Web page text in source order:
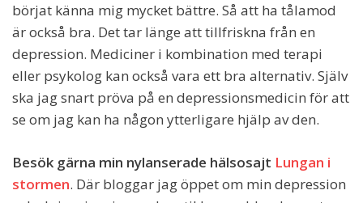
börjat känna mig mycket bättre. Så att ha tålamod
är också bra. Det tar länge att tillfriskna från en
depression. Mediciner i kombination med terapi
eller psykolog kan också vara ett bra alternativ. Själv
ska jag snart pröva på en depressionsmedicin för att
se om jag kan ha någon ytterligare hjälp av den.
Besök gärna min nylanserade hälsosajt Lungan i
stormen. Där bloggar jag öppet om min depression